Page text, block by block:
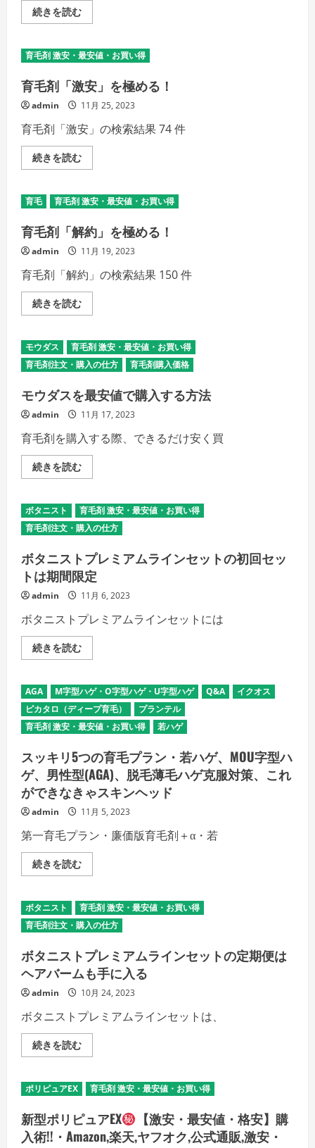
続きを読む育
毛
安
値」
極
め
る！
の
細
を
ご
覧
く
い
育毛剤 激安・最安値・お買い得
育毛剤「激安」を極める！
admin 11月 25, 2023
育毛剤「激安」の検索結果 74 件
続きを読む育
毛
安」
を
め
る！
の
詳
を
ご
覧
く
だ
育毛 育毛剤 激安・最安値・お買い得
育毛剤「解約」を極める！
admin 11月 19, 2023
育毛剤「解約」の検索結果 150 件
続きを読む育
毛
約」
を
極
め
の
詳
細
を
ご
覧
だ
さ
い
モウダス
育毛剤 激安・最安値・お買い得
育毛剤注文・購入の仕方
育毛剤購入価格
モウダスを最安値で購入する方法
admin 11月 17, 2023
育毛剤を購入する際、できるだけ安く買
続きを読むモ
ウ
を
最
安
値
購
入
す
る
方
の
詳
細
を
覧
だ
さ
い
ボタニスト
育毛剤 激安・最安値・お買い得
育毛剤注文・購入の仕方
ボタニストプレミアムラインセットの初回セッ
トは期間限定
admin 11月 6, 2023
ボタニストプレミアムラインセットには
続きを読むボ
タ
ト
プ
レ
ミ
ア
ム
イ
ン
セ
ッ
ト
初
セ
ッ
ト
は
期
定
の
詳
細
ご
覧
く
だ
さ
AGA M字型ハゲ・O字型ハゲ・U字型ハゲ Q&A
イクオス
ピカタロ（ディープ育毛）
プランテル
育毛剤 激安・最安値・お買い得
若ハゲ
スッキリ5つの育毛プラン・若ハゲ、MOU字型ハ
ゲ、男性型(AGA)、脱毛薄毛ハゲ克服対策、これ
ができなきゃスキンヘッド
admin 11月 5, 2023
第一育毛プラン・廉価版育毛剤＋α・若
続きを読むス
ッ
5
つ
の
育
プ
ラ
ン・
若
ハ
ゲ、
MOU
字
型
ハ
男
型
(AGA)、
脱
薄
毛
ハ
ボタニスト
育毛剤 激安・最安値・お買い得
育毛剤注文・購入の仕方
ボタニストプレミアムラインセットの定期便は
ヘアバームも手に入る
admin 10月 24, 2023
ボタニストプレミアムラインセットは、
続きを読むボ
タ
ト
プ
ミ
ア
ム
ラ
ポリピュアEX 育毛剤 激安・最安値・お買い得
新型ポリピュアEX
【激安・最安値・格安】購
入術!!・Amazon,楽天,ヤフオク,公式通販,激安・